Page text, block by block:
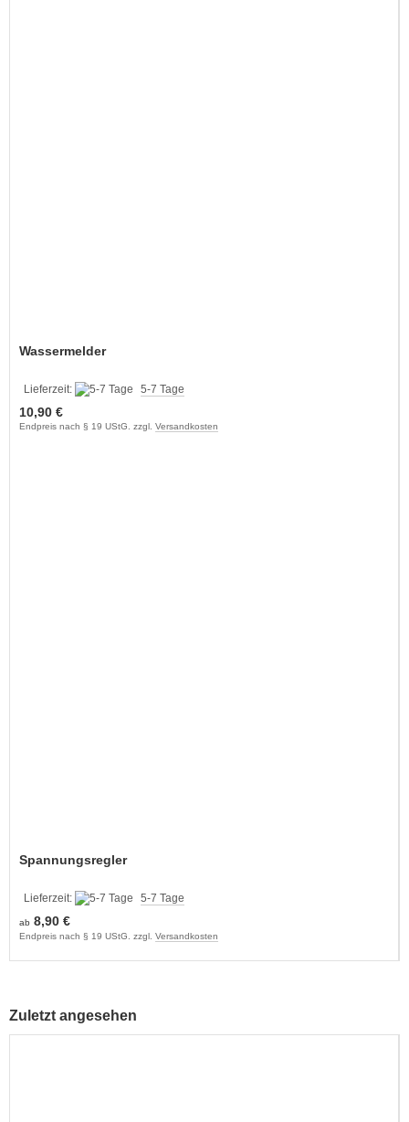
Wassermelder
Lieferzeit: 5-7 Tage
10,90 €
Endpreis nach § 19 UStG. zzgl. Versandkosten
Spannungsregler
Lieferzeit: 5-7 Tage
ab 8,90 €
Endpreis nach § 19 UStG. zzgl. Versandkosten
Zuletzt angesehen